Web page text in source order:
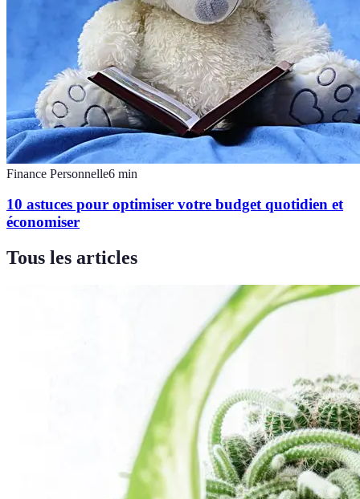
Finance Personnelle6 min
10 astuces pour optimiser votre budget quotidien et
économiser
Tous les articles